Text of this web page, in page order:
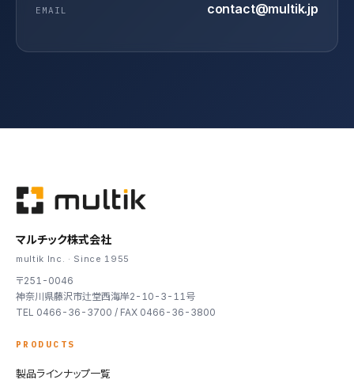
EMAIL contact@multik.jp
マルチック株式会社
multik Inc. · Since 1955
〒251-0046
神奈川県藤沢市辻堂西海岸2-10-3-11号
TEL 0466-36-3700 / FAX 0466-36-3800
PRODUCTS
製品ラインナップ一覧